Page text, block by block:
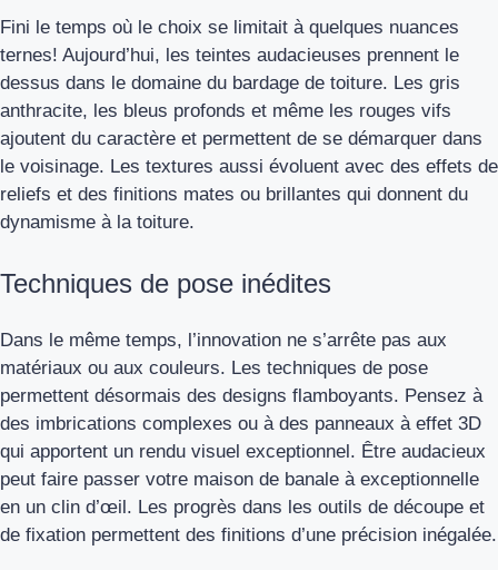
Fini le temps où le choix se limitait à quelques nuances
ternes! Aujourd’hui, les teintes audacieuses prennent le
dessus dans le domaine du bardage de toiture. Les gris
anthracite, les bleus profonds et même les rouges vifs
ajoutent du caractère et permettent de se démarquer dans
le voisinage. Les textures aussi évoluent avec des effets de
reliefs et des finitions mates ou brillantes qui donnent du
dynamisme à la toiture.
Techniques de pose inédites
Dans le même temps, l’innovation ne s’arrête pas aux
matériaux ou aux couleurs. Les techniques de pose
permettent désormais des designs flamboyants. Pensez à
des imbrications complexes ou à des panneaux à effet 3D
qui apportent un rendu visuel exceptionnel. Être audacieux
peut faire passer votre maison de banale à exceptionnelle
en un clin d’œil. Les progrès dans les outils de découpe et
de fixation permettent des finitions d’une précision inégalée.